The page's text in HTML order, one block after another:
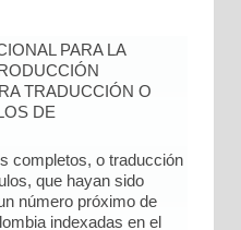
PARA LA
TRADUCCIÓN O
DE
completos, o traducción
que hayan sido
número próximo de
indexadas en el